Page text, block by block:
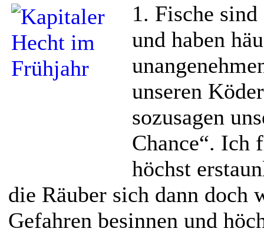
1. Fische
und haben
unseren
sozusagen
Chance“. Ich
höchst
die Räuber sich dann doch
Gefahren besinnen und